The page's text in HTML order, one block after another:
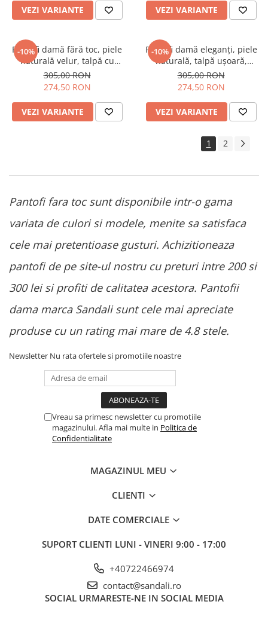
VEZI VARIANTE VEZI VARIANTE
-10%
Pantofi damă fără toc, piele
naturală velur, talpă cu
crampoane, catarame, negru
305,00 RON
274,50 RON
VEZI VARIANTE
-10%
Pantofi damă eleganți, piele
naturală, talpă ușoară,
crampoane, negru
305,00 RON
274,50 RON
VEZI VARIANTE
1 2
Pantofi fara toc sunt disponibile intr-o gama
variata de culori si modele, menite sa satisfaca
cele mai pretentioase gusturi. Achizitioneaza
pantofi de pe site-ul nostru cu preturi intre 200 si
300 lei si profiti de calitatea acestora. Pantofii
dama marca Sandali sunt cele mai apreciate
produse cu un rating mai mare de 4.8 stele.
Newsletter Nu rata ofertele si promotiile noastre
Vreau sa primesc newsletter cu promotiile
magazinului. Afla mai multe in Politica de
Confidentialitate
MAGAZINUL MEU
CLIENTI
DATE COMERCIALE
SUPORT CLIENTI LUNI - VINERI 9:00 - 17:00
+40722466974
contact@sandali.ro
SOCIAL URMARESTE-NE IN SOCIAL MEDIA